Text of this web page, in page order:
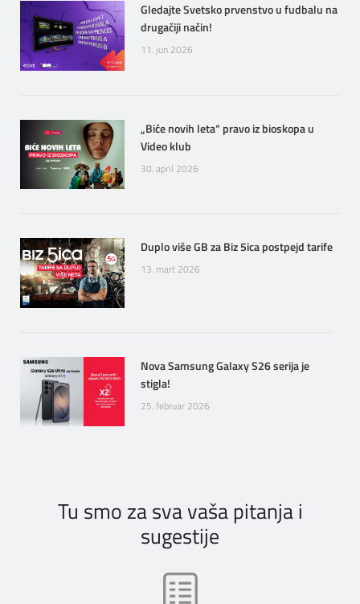
Gledajte Svetsko prvenstvo u fudbalu na
drugačiji način!
11. jun 2026
„Biće novih leta“ pravo iz bioskopa u
Video klub
30. april 2026
Duplo više GB za Biz 5ica postpejd tarife
13. mart 2026
Nova Samsung Galaxy S26 serija je
stigla!
25. februar 2026
Tu smo za sva vaša pitanja i
sugestije